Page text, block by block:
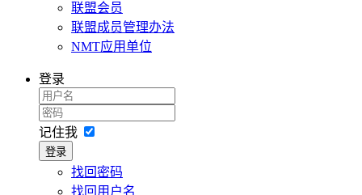
联盟会员
联盟成员管理办法
NMT应用单位
登录
记住我
登录
找回密码
找回用户名